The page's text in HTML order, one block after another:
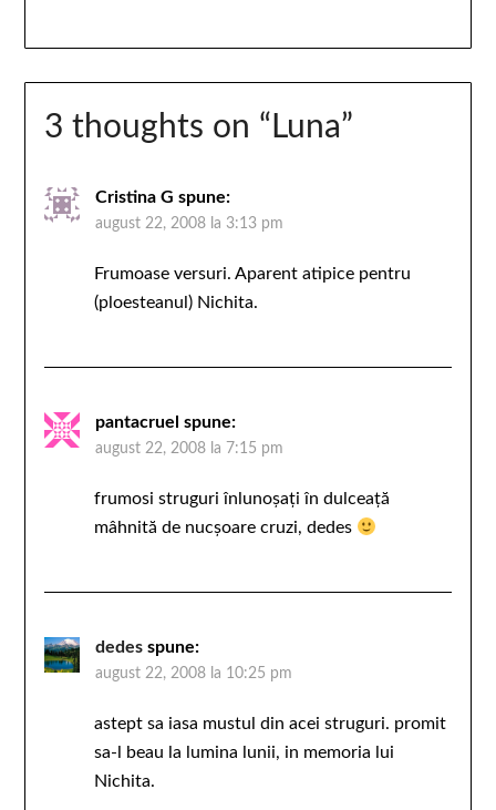
3 thoughts on “ Luna”
Cristina G spune:
august 22, 2008 la 3:13 pm
Frumoase versuri. Aparent atipice pentru
(ploesteanul) Nichita.
pantacruel spune:
august 22, 2008 la 7:15 pm
frumosi struguri înlunoşaţi în dulceaţă
mâhnită de nucşoare cruzi, dedes
dedes spune:
august 22, 2008 la 10:25 pm
astept sa iasa mustul din acei struguri. promit
sa-l beau la lumina lunii, in memoria lui
Nichita.